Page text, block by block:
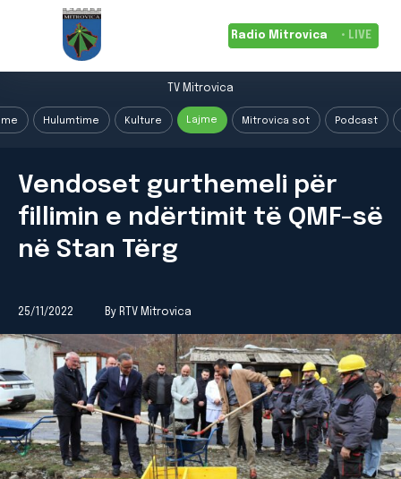
Radio Mitrovica • LIVE
TV Mitrovica
Hulumtime Kulture Lajme Mitrovica sot Podcast
Vendoset gurthemeli për
fillimin e ndërtimit të QMF-së
në Stan Tërg
25/11/2022 By RTV Mitrovica